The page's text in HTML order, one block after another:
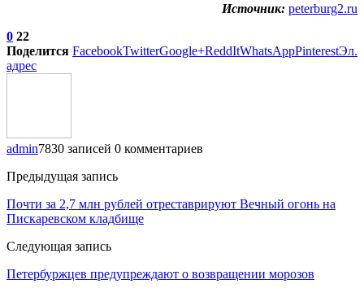
Источник: peterburg2.ru
0 22
Поделится FacebookTwitterGoogle+ReddItWhatsAppPinterestЭл.
адрес
admin7830 записей 0 комментариев
Предыдущая запись
Почти за 2,7 млн рублей отреставрируют Вечный огонь на
Пискаревском кладбище
Следующая запись
Петербуржцев предупреждают о возвращении морозов